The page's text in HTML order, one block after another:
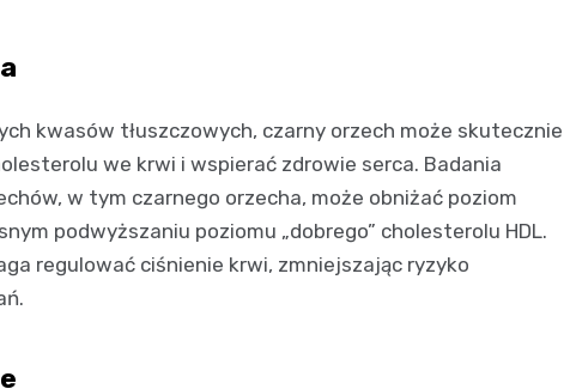
kwasów tłuszczowych, czarny orzech może skutecznie
we krwi i wspierać zdrowie serca. Badania
w tym czarnego orzecha, może obniżać poziom
podwyższaniu poziomu „dobrego” cholesterolu HDL.
regulować ciśnienie krwi, zmniejszając ryzyko